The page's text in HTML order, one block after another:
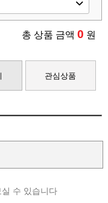
총 상품 금액 0 원
관심상품
수 있습니다